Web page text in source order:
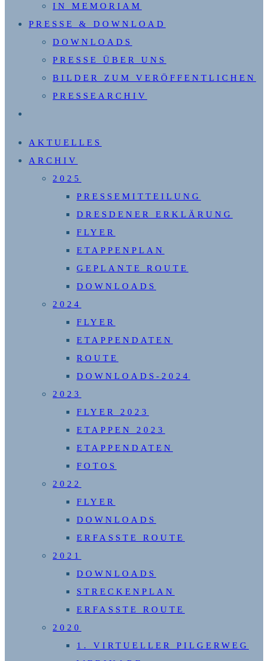
IN MEMORIAM
PRESSE & DOWNLOAD
DOWNLOADS
PRESSE ÜBER UNS
BILDER ZUM VERÖFFENTLICHEN
PRESSEARCHIV
UMSCHALTEN
AKTUELLES
ARCHIV
2025
PRESSEMITTEILUNG
DRESDENER ERKLÄRUNG
FLYER
ETAPPENPLAN
GEPLANTE ROUTE
DOWNLOADS
2024
FLYER
ETAPPENDATEN
ROUTE
DOWNLOADS-2024
2023
FLYER 2023
ETAPPEN 2023
ETAPPENDATEN
FOTOS
2022
FLYER
DOWNLOADS
ERFASSTE ROUTE
2021
DOWNLOADS
STRECKENPLAN
ERFASSTE ROUTE
2020
1. VIRTUELLER PILGERWEG